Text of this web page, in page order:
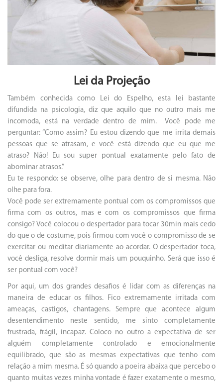
Lei da Projeção
Também conhecida como Lei do Espelho, esta lei bastante
difundida na psicologia, diz que aquilo que no outro mais me
incomoda, está na verdade dentro de mim. Você pode me
perguntar: “Como assim? Eu estou dizendo que me irrita demais
pessoas que se atrasam, e você está dizendo que eu que me
atraso? Não! Eu sou super pontual exatamente pelo fato de
abominar atrasos.”
Eu te respondo: se observe, olhe para dentro de si mesma. Não
olhe para fora.
Você pode ser extremamente pontual com os compromissos que
firma com os outros, mas e com os compromissos que firma
consigo? Você colocou o despertador para tocar 30min mais cedo
do que o de costume, pois firmou com você o compromisso de se
exercitar ou meditar diariamente ao acordar. O despertador toca,
você desliga, resolve dormir mais um pouquinho. Será que isso é
ser pontual com você?
Por aqui, um dos grandes desafios é lidar com as diferenças na
maneira de educar os filhos. Fico extremamente irritada com
ameaças, castigos, chantagens. Sempre que acontece algum
desentendimento neste sentido, me sinto completamente
frustrada, frágil, incapaz. Coloco no outro a expectativa de ser
alguém completamente controlado e emocionalmente
equilibrado, que são as mesmas expectativas que tenho com
relação a mim mesma. É só quando a poeira abaixa que percebo o
quanto muitas vezes minha vontade é fazer exatamente o mesmo,